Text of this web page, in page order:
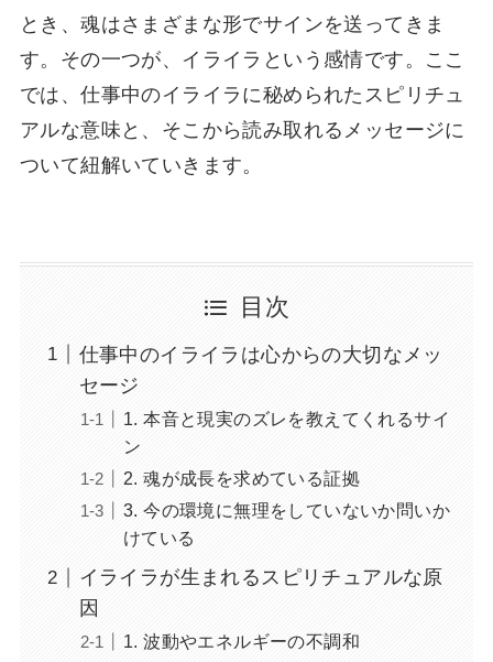
とき、魂はさまざまな形でサインを送ってきま
す。その一つが、イライラという感情です。ここ
では、仕事中のイライラに秘められたスピリチュ
アルな意味と、そこから読み取れるメッセージに
ついて紐解いていきます。
目次
仕事中のイライラは心からの大切なメッ
セージ
1. 本音と現実のズレを教えてくれるサイ
ン
2. 魂が成長を求めている証拠
3. 今の環境に無理をしていないか問いか
けている
イライラが生まれるスピリチュアルな原
因
1. 波動やエネルギーの不調和